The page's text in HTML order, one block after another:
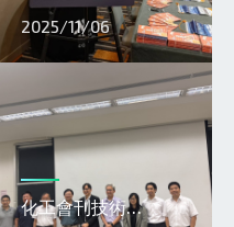
2025/11/06
化工會刊技術…